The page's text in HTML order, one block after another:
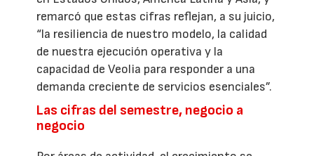
remarcó que estas cifras reflejan, a su juicio,
“la resiliencia de nuestro modelo, la calidad
de nuestra ejecución operativa y la
capacidad de Veolia para responder a una
demanda creciente de servicios esenciales”.
Las cifras del semestre, negocio a
negocio